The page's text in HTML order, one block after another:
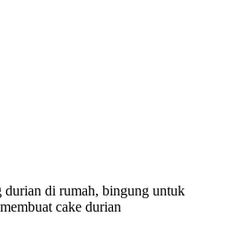
durian di rumah, bingung untuk
cake durian